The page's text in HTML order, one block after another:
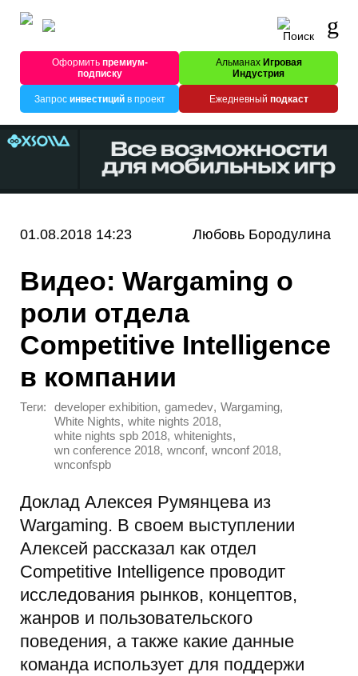
Оформитьпремиум-
подписку
Альманах Игровая
Индустрия
Запрос инвестицийв проект Ежедневный подкаст
01.08.2018 14:23 Любовь Бородулина
Видео: Wargaming о
роли отдела
Competitive Intelligence
в компании
Теги: developer exhibition, gamedev, Wargaming,
White Nights, white nights 2018,
white nights spb 2018, whitenights,
wn conference 2018, wnconf, wnconf 2018,
wnconfspb
Доклад Алексея Румянцева из
Wargaming. В своем выступлении
Алексей рассказал как отдел
Competitive Intelligence проводит
исследования рынков, концептов,
жанров и пользовательского
поведения, а также какие данные
команда использует для поддержи